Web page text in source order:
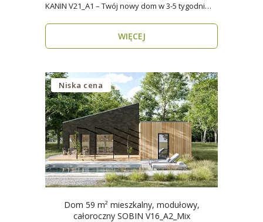
KANIN V21_A1 – Twój nowy dom w 3-5 tygodni
WIĘCEJ
Niska cena
Dom 59 m² mieszkalny, modułowy,
całoroczny SOBIN V16_A2_Mix